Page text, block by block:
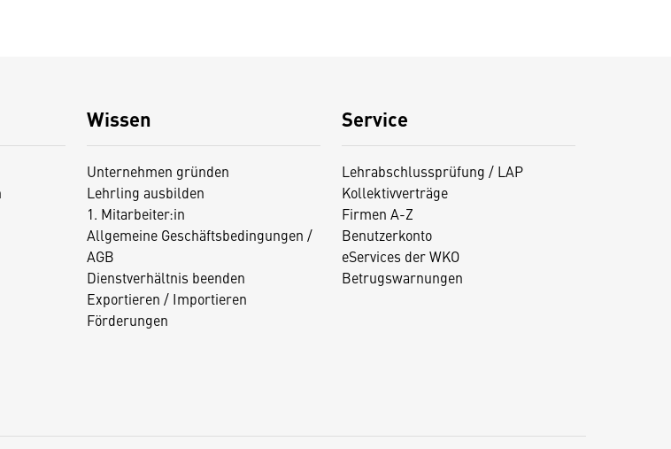
Wissen
Unternehmen gründen
Lehrling ausbilden
1. Mitarbeiter:in
Allgemeine Geschäftsbedingungen /
AGB
Dienstverhältnis beenden
Exportieren / Importieren
Förderungen
Service
Lehrabschlussprüfung / LAP
Kollektivverträge
Firmen A-Z
Benutzerkonto
eServices der WKO
Betrugswarnungen